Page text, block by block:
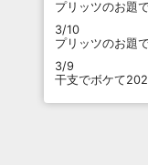
プリッツのお題
3/10
プリッツのお題
3/9
干支でボケて